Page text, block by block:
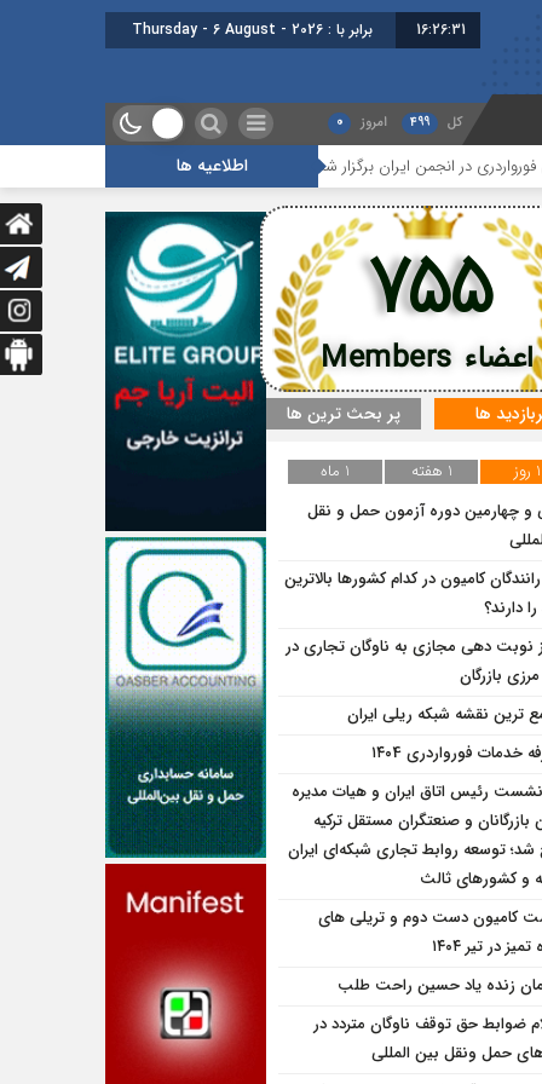
16:26:31 برابر با : Thursday - 6 August - 2026
کل 499 امروز 0
اطلاعیه ها انجمن ایران برگزار شد هجدهمین جلسه بخش جاده ای برگزار شد
اعضاء Members
755
ها پر بحث ترین ها
1 روز 1 هفته
1 ماه
چهارمین دوره آزمون حمل و نقل
کامیون در کدام کشورها بالاترین
دارند؟
نوبت دهی مجازی به ناوگان تجاری در
مرزی بازرگان
ترین نقشه شبکه ریلی ایران
خدمات فورواردری ۱۴۰4
رئیس اتاق ایران و هیات مدیره
بازرگانان و صنعتگران مستقل ترکیه
توسعه روابط تجاری شبکه‌ای ایران
و کشورهای ثالث
کامیون دست دوم و تریلی‌ های
در تیر ۱۴۰۴
زنده یاد حسین راحت طلب
ضوابط حق توقف ناوگان متردد در
حمل ونقل بين المللى